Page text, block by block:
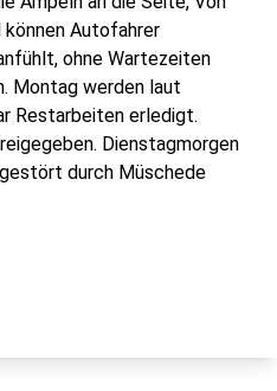
können Autofahrer
ohne Wartezeiten
Montag werden laut
Restarbeiten erledigt.
Dienstagmorgen
durch Müschede